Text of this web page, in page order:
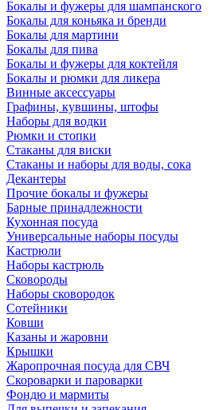
Бокалы и фужеры для шампанского
Бокалы для коньяка и бренди
Бокалы для мартини
Бокалы для пива
Бокалы и фужеры для коктейля
Бокалы и рюмки для ликера
Винные аксессуары
Графины, кувшины, штофы
Наборы для водки
Рюмки и стопки
Стаканы для виски
Стаканы и наборы для воды, сока
Декантеры
Прочие бокалы и фужеры
Барные принадлежности
Кухонная посуда
Универсальные наборы посуды
Кастрюли
Наборы кастрюль
Сковороды
Наборы сковородок
Сотейники
Ковши
Казаны и жаровни
Крышки
Жаропрочная посуда для СВЧ
Скороварки и пароварки
Фондю и мармиты